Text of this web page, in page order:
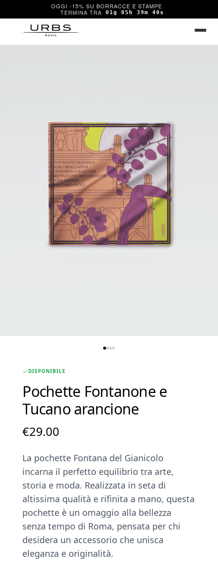
OGGI -15% SU BORRACCE E STAMPE
01g 05h 39m 40s
DISPONIBILE
Pochette Fontanone e
Tucano arancione
€29.00
La pochette Fontana del Gianicolo
incarna il perfetto equilibrio tra arte,
storia e moda. Realizzata in seta di
altissima qualità e riﬁnita a mano, questa
pochette è un omaggio alla bellezza
senza tempo di Roma, pensata per chi
desidera un accessorio che unisca
eleganza e originalità.